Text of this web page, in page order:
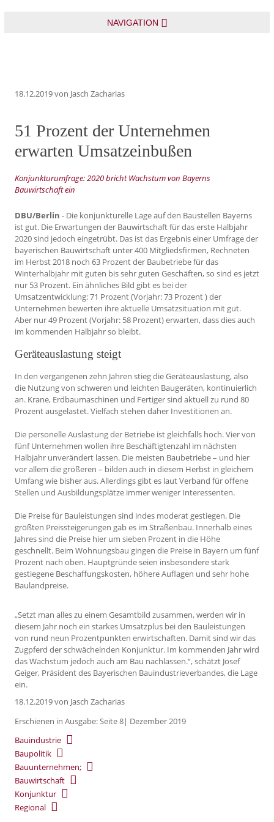
NAVIGATION
18.12.2019von Jasch Zacharias
51 Prozent der Unternehmen
erwarten Umsatzeinbußen
Konjunkturumfrage: 2020 bricht Wachstum von Bayerns
Bauwirtschaft ein
DBU/Berlin - Die konjunkturelle Lage auf den Baustellen Bayerns
ist gut. Die Erwartungen der Bauwirtschaft für das erste Halbjahr
2020 sind jedoch eingetrübt. Das ist das Ergebnis einer Umfrage der
bayerischen Bauwirtschaft unter 400 Mitgliedsfirmen, Rechneten
im Herbst 2018 noch 63 Prozent der Baubetriebe für das
Winterhalbjahr mit guten bis sehr guten Geschäften, so sind es jetzt
nur 53 Prozent. Ein ähnliches Bild gibt es bei der
Umsatzentwicklung: 71 Prozent (Vorjahr: 73 Prozent ) der
Unternehmen bewerten ihre aktuelle Umsatzsituation mit gut.
Aber nur 49 Prozent (Vorjahr: 58 Prozent) erwarten, dass dies auch
im kommenden Halbjahr so bleibt.
Geräteauslastung steigt
In den vergangenen zehn Jahren stieg die Geräteauslastung, also
die Nutzung von schweren und leichten Baugeräten, kontinuierlich
an. Krane, Erdbaumaschinen und Fertiger sind aktuell zu rund 80
Prozent ausgelastet. Vielfach stehen daher Investitionen an.
Die personelle Auslastung der Betriebe ist gleichfalls hoch. Vier von
fünf Unternehmen wollen ihre Beschäftigtenzahl im nächsten
Halbjahr unverändert lassen. Die meisten Baubetriebe – und hier
vor allem die größeren – bilden auch in diesem Herbst in gleichem
Umfang wie bisher aus. Allerdings gibt es laut Verband für offene
Stellen und Ausbildungsplätze immer weniger Interessenten.
Die Preise für Bauleistungen sind indes moderat gestiegen. Die
größten Preissteigerungen gab es im Straßenbau. Innerhalb eines
Jahres sind die Preise hier um sieben Prozent in die Höhe
geschnellt. Beim Wohnungsbau gingen die Preise in Bayern um fünf
Prozent nach oben. Hauptgründe seien insbesondere stark
gestiegene Beschaffungskosten, höhere Auflagen und sehr hohe
Baulandpreise.
„Setzt man alles zu einem Gesamtbild zusammen, werden wir in
diesem Jahr noch ein starkes Umsatzplus bei den Bauleistungen
von rund neun Prozentpunkten erwirtschaften. Damit sind wir das
Zugpferd der schwächelnden Konjunktur. Im kommenden Jahr wird
das Wachstum jedoch auch am Bau nachlassen.“, schätzt Josef
Geiger, Präsident des Bayerischen Bauindustrieverbandes, die Lage
ein.
18.12.2019von Jasch Zacharias
Erschienen in Ausgabe: Seite 8| Dezember 2019
Bauindustrie
Baupolitik
Bauunternehmen;
Bauwirtschaft
Konjunktur
Regional